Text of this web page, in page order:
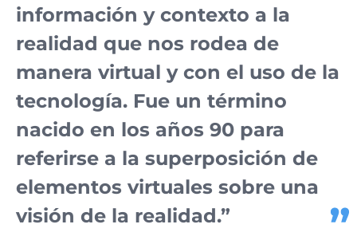
información y contexto a la
realidad que nos rodea de
manera virtual y con el uso de la
tecnología. Fue un término
nacido en los años 90 para
referirse a la superposición de
elementos virtuales sobre una
visión de la realidad.”